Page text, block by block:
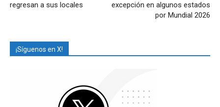
regresan a sus locales
excepción en algunos estados
por Mundial 2026
¡Síguenos en X!